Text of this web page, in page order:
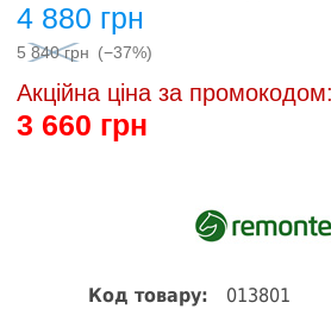
4 880 грн
5 840 грн (−37%)
Акційна ціна за
3 660 грн
Код товару:
013801